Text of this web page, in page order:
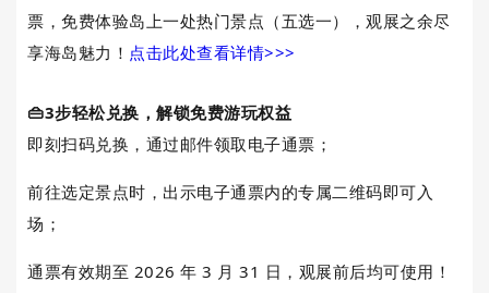
票，免费体验岛上一处热门景点（五选一），观展之余尽
享海岛魅力！ 点击此处查看详情>>>
👜3步轻松兑换，解锁免费游玩权益
即刻扫码兑换，通过邮件领取电子通票；
前往选定景点时，出示电子通票内的专属二维码即可入
场；
通票有效期至 2026 年 3 月 31 日，观展前后均可使用！